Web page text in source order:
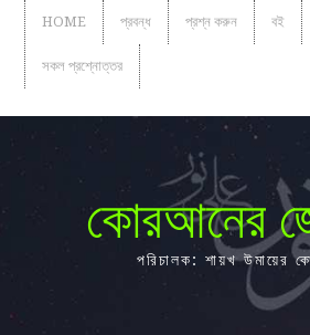
HOME প্রবন্ধ প্রশ্ন করুন বই
সকল প্রশ্নোত্তর
কোরআনের
পরিচালক: শায়খ উমায়ের